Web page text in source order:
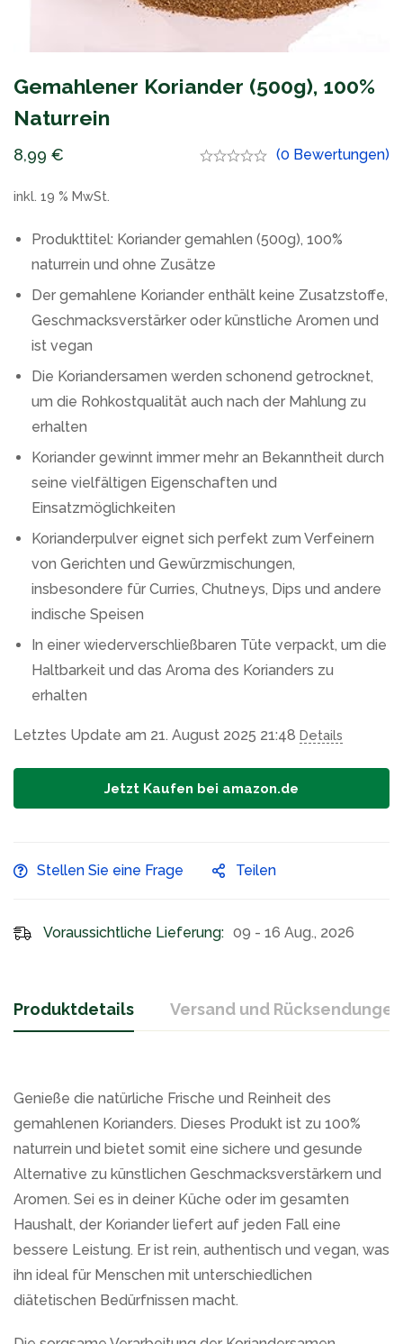
Gemahlener Koriander (500g), 100%
Naturrein
8,99 € (0 Bewertungen)
inkl. 19 % MwSt.
Produkttitel: Koriander gemahlen (500g), 100%
naturrein und ohne Zusätze
Der gemahlene Koriander enthält keine Zusatzstoffe,
Geschmacksverstärker oder künstliche Aromen und
ist vegan
Die Koriandersamen werden schonend getrocknet,
um die Rohkostqualität auch nach der Mahlung zu
erhalten
Koriander gewinnt immer mehr an Bekanntheit durch
seine vielfältigen Eigenschaften und
Einsatzmöglichkeiten
Korianderpulver eignet sich perfekt zum Verfeinern
von Gerichten und Gewürzmischungen,
insbesondere für Curries, Chutneys, Dips und andere
indische Speisen
In einer wiederverschließbaren Tüte verpackt, um die
Haltbarkeit und das Aroma des Korianders zu
erhalten
Letztes Update am 21. August 2025 21:48 Details
Jetzt Kaufen bei amazon.de
Stellen Sie eine Frage Teilen
Voraussichtliche Lieferung: 09 - 16 Aug., 2026
Produktdetails Versand und Rücksendungen
Genieße die natürliche Frische und Reinheit des
gemahlenen Korianders. Dieses Produkt ist zu 100%
naturrein und bietet somit eine sichere und gesunde
Alternative zu künstlichen Geschmacksverstärkern und
Aromen. Sei es in deiner Küche oder im gesamten
Haushalt, der Koriander liefert auf jeden Fall eine
bessere Leistung. Er ist rein, authentisch und vegan, was
ihn ideal für Menschen mit unterschiedlichen
diätetischen Bedürfnissen macht.